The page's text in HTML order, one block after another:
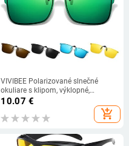
VIVIBEE Polarizované slnečné
okuliare s klipom, výklopné,
bezrámové, antireflexné, nočné,
10.07 €
add_shopping_cart